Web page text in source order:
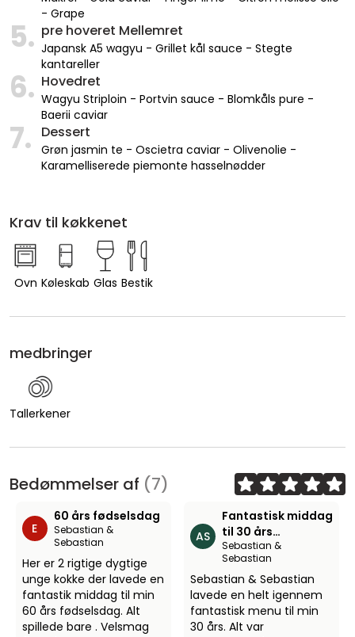
- Grape
5. pre hoveret Mellemret
Japansk A5 wagyu - Grillet kål sauce - Stegte
kantareller
6. Hovedret
Wagyu Striploin - Portvin sauce - Blomkåls pure -
Baerii caviar
7. Dessert
Grøn jasmin te - Oscietra caviar - Olivenolie -
Karamelliserede piemonte hasselnødder
Krav til køkkenet
Ovn Køleskab Glas Bestik
medbringer
Tallerkener
Bedømmelser af (7)
E
60 års fødselsdag
Sebastian &
Sebastian
Her er 2 rigtige dygtige
unge kokke der lavede en
fantastik middag til min
60 års fødselsdag. Alt
spillede bare . Velsmag
AS
Fantastisk middag
til 30 års
fødselsdag
Sebastian &
Sebastian
Sebastian & Sebastian
lavede en helt igennem
fantastisk menu til min
30 års. Alt var